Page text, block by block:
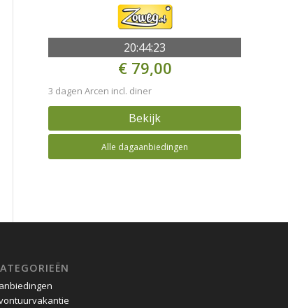
20:44:22
€ 79,00
3 dagen Arcen incl. diner
Bekijk
Alle dagaanbiedingen